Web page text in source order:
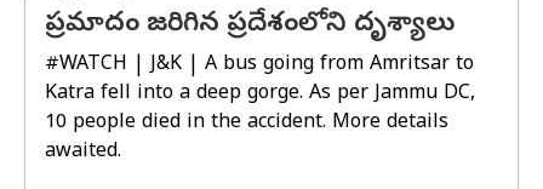
ప్రమాదం జరిగిన ప్రదేశంలోని దృశ్యాలు
#WATCH | J&K | A bus going from Amritsar to
Katra fell into a deep gorge. As per Jammu DC,
10 people died in the accident. More details
awaited.